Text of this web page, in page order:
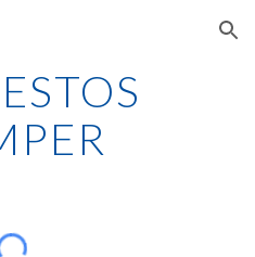
Skip to navigation